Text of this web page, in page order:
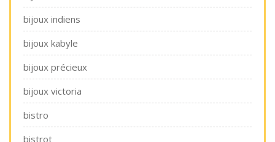
bijoux indiens
bijoux kabyle
bijoux précieux
bijoux victoria
bistro
bistrot